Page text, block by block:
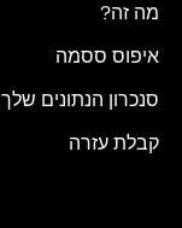
מה זה?
איפוס ססמה
סנכרון הנתונים שלך
קבלת עזרה